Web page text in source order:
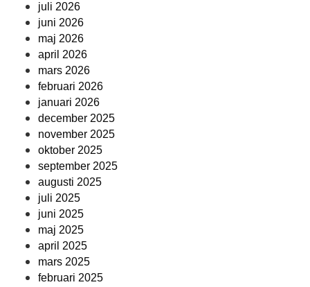
juli 2026
juni 2026
maj 2026
april 2026
mars 2026
februari 2026
januari 2026
december 2025
november 2025
oktober 2025
september 2025
augusti 2025
juli 2025
juni 2025
maj 2025
april 2025
mars 2025
februari 2025